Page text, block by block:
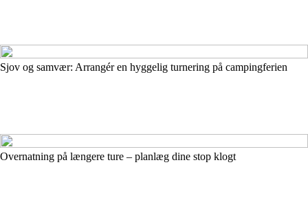
Sjov og samvær: Arrangér en hyggelig turnering på campingferien
Overnatning på længere ture – planlæg dine stop klogt